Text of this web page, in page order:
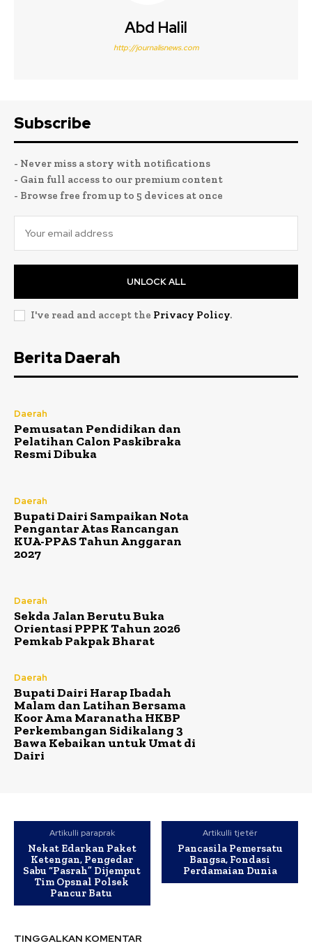
Abd Halil
http://journalisnews.com
Subscribe
- Never miss a story with notifications
- Gain full access to our premium content
- Browse free from up to 5 devices at once
UNLOCK ALL
I've read and accept the Privacy Policy.
Berita Daerah
Daerah
Pemusatan Pendidikan dan
Pelatihan Calon Paskibraka
Resmi Dibuka
Daerah
Bupati Dairi Sampaikan Nota
Pengantar Atas Rancangan
KUA-PPAS Tahun Anggaran
2027
Daerah
Sekda Jalan Berutu Buka
Orientasi PPPK Tahun 2026
Pemkab Pakpak Bharat
Daerah
Bupati Dairi Harap Ibadah
Malam dan Latihan Bersama
Koor Ama Maranatha HKBP
Perkembangan Sidikalang 3
Bawa Kebaikan untuk Umat di
Dairi
Artikulli paraprak
Nekat Edarkan Paket
Ketengan, Pengedar
Sabu “Pasrah” Dijemput
Tim Opsnal Polsek
Pancur Batu
Artikulli tjetër
Pancasila Pemersatu
Bangsa, Fondasi
Perdamaian Dunia
TINGGALKAN KOMENTAR